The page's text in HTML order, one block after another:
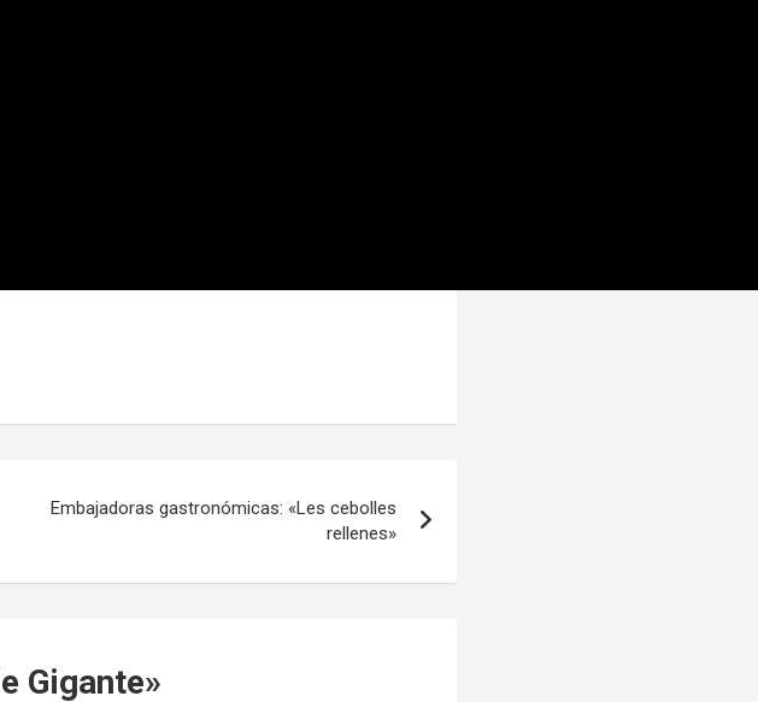
Embajadoras gastronómicas: «Les cebolles
rellenes»
Gigante»